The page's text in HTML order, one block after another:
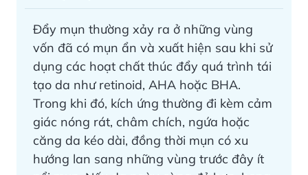
Đẩy mụn thường xảy ra ở những vùng
vốn đã có mụn ẩn và xuất hiện sau khi sử
dụng các hoạt chất thúc đẩy quá trình tái
tạo da như retinoid, AHA hoặc BHA.
Trong khi đó, kích ứng thường đi kèm cảm
giác nóng rát, châm chích, ngứa hoặc
căng da kéo dài, đồng thời mụn có xu
hướng lan sang những vùng trước đây ít